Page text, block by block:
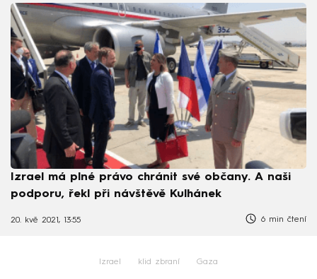
Izrael má plné právo chránit své občany. A naši
podporu, řekl při návštěvě Kulhánek
20. kvě 2021, 13:55 6 min čtení
Izrael klid zbraní Gaza